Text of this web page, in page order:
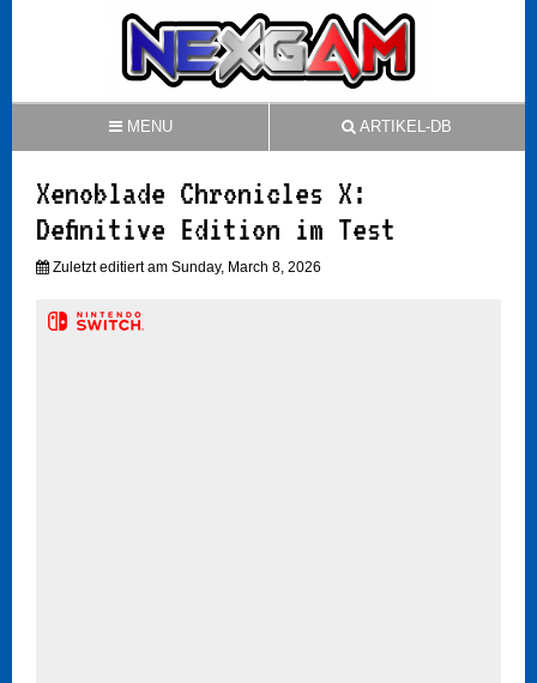
MENU ARTIKEL-DB
Xenoblade Chronicles X:
Definitive Edition im Test
Zuletzt editiert am Sunday, March 8, 2026